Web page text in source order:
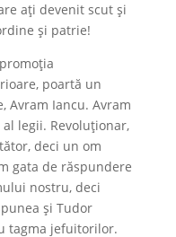
ați devenit scut și
și patrie!
poartă un
Avram Iancu. Avram
legii. Revoluționar,
deci un om
gata de răspundere
nostru, deci
și Tudor
tagma jefuitorilor.